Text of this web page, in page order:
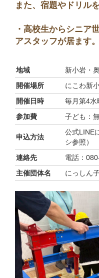
また、宿題やドリル
・高校生からシニア
アスタッフが居ます
地域
新小岩・
開催場所
にこわ新
開催日時
毎月第4
参加費
子ども：
申込方法
公式LINE
シ参照）
連絡先
電話：
主催団体名
にっしん